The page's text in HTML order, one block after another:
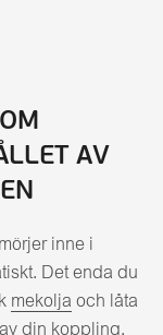
AV
inne i
Det enda du
mekolja och låta
din koppling.